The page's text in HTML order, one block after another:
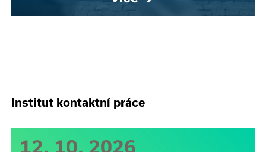
Institut kontaktní práce
12. 10. 2026